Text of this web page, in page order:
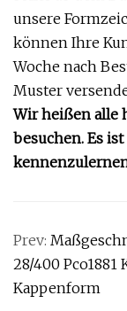
unsere
können Ihre
Woche nach
Muster
Wir heißen alle
besuchen. Es
Prev:
28/400
Kappenform